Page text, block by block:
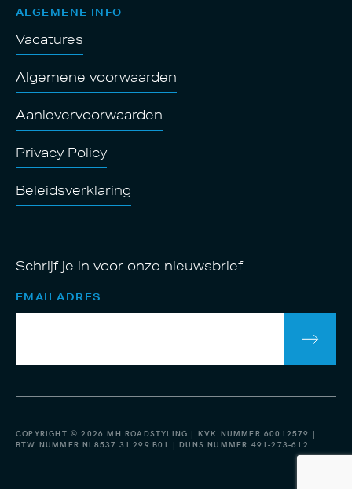
ALGEMENE INFO
Vacatures
Algemene voorwaarden
Aanlevervoorwaarden
Privacy Policy
Beleidsverklaring
Schrijf je in voor onze nieuwsbrief
EMAILADRES
COPYRIGHT © 2026 MH ROADSTYLING | KVK NUMMER 60012579 |
BTW NUMMER NL8537.31.299.B01 | DUNS NUMMER 491-273-612